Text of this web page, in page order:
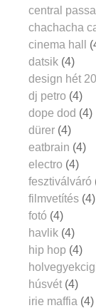
central
chachacha
cinema hall
datsik (4)
design hét
dj petro (4)
dope dod (4)
dürer (4)
eatbrain (4)
electro (4)
fesztiválváró
filmvetítés (4)
fotó (4)
havlik (4)
hip hop (4)
húsvét (4)
irie maffia (4)